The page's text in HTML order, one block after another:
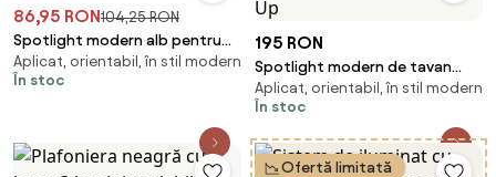
86,95 RON104,25 RON
Spotlight modern alb pentru
sistem de șine monofazat -
Slimline Uzzy
Aplicat, orientabil, în stil modern
În stoc
195 RON
Spotlight modern de tavan
negru rotativ și înclinabil AR111 -
Rondoo Up
Aplicat, orientabil, în stil modern
În stoc
Ofertă limitată